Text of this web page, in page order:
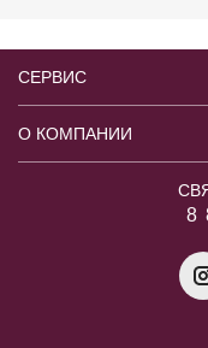
СЕРВИС
О КОМПАНИИ
8